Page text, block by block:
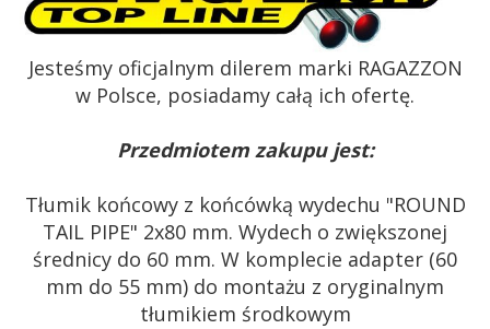
Jesteśmy oficjalnym dilerem marki RAGAZZON
w Polsce, posiadamy całą ich ofertę.
Przedmiotem zakupu jest:
Tłumik końcowy z końcówką wydechu "ROUND
TAIL PIPE" 2x80 mm. Wydech o zwiększonej
średnicy do 60 mm. W komplecie adapter (60
mm do 55 mm) do montażu z oryginalnym
tłumikiem środkowym